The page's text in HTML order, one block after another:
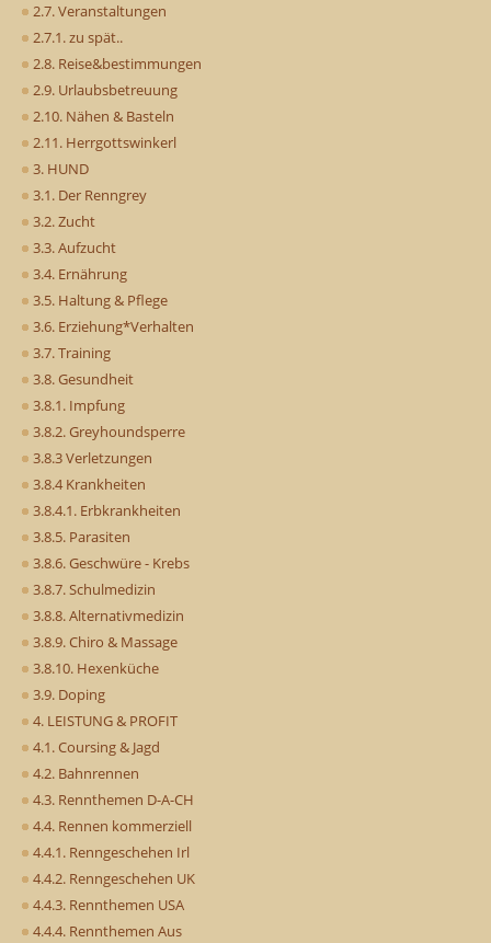
2.7. Veranstaltungen
2.7.1. zu spät..
2.8. Reise&bestimmungen
2.9. Urlaubsbetreuung
2.10. Nähen & Basteln
2.11. Herrgottswinkerl
3. HUND
3.1. Der Renngrey
3.2. Zucht
3.3. Aufzucht
3.4. Ernährung
3.5. Haltung & Pflege
3.6. Erziehung*Verhalten
3.7. Training
3.8. Gesundheit
3.8.1. Impfung
3.8.2. Greyhoundsperre
3.8.3 Verletzungen
3.8.4 Krankheiten
3.8.4.1. Erbkrankheiten
3.8.5. Parasiten
3.8.6. Geschwüre - Krebs
3.8.7. Schulmedizin
3.8.8. Alternativmedizin
3.8.9. Chiro & Massage
3.8.10. Hexenküche
3.9. Doping
4. LEISTUNG & PROFIT
4.1. Coursing & Jagd
4.2. Bahnrennen
4.3. Rennthemen D-A-CH
4.4. Rennen kommerziell
4.4.1. Renngeschehen Irl
4.4.2. Renngeschehen UK
4.4.3. Rennthemen USA
4.4.4. Rennthemen Aus